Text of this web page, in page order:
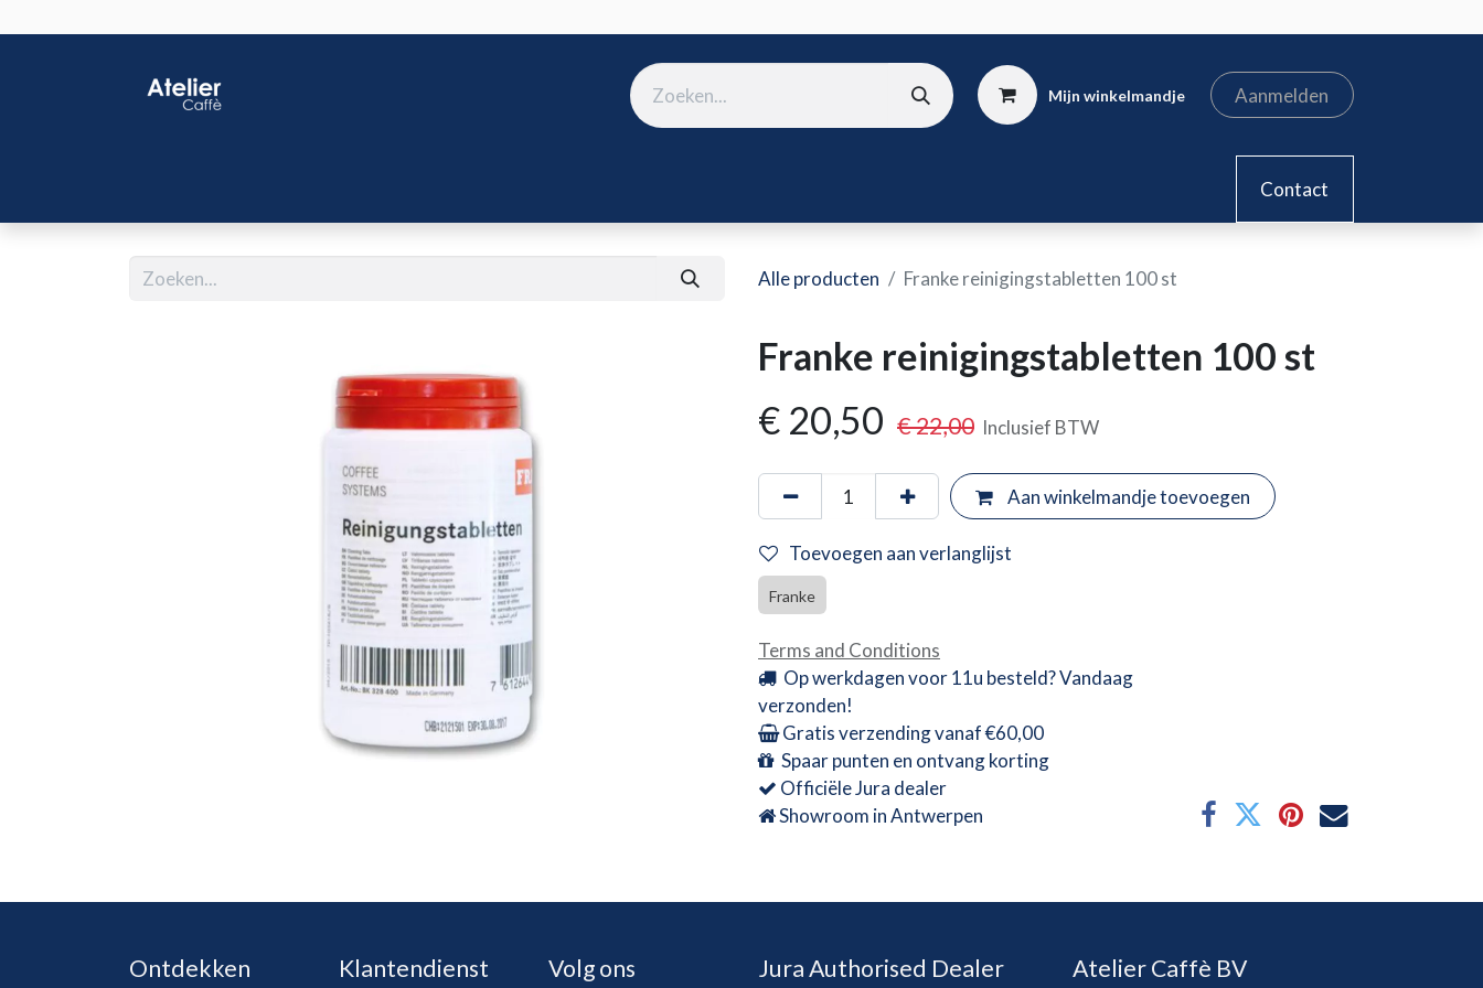
Mijn winkelmandje Aanmelden
Contact
Alle producten Franke reinigingstabletten 100 st
Franke reinigingstabletten 100 st
€ 20,50 €22,00 Inclusief BTW
Aan winkelmandje toevoegen
Toevoegen aan verlanglijst
Franke
Terms and Conditions
Op werkdagen voor 11u besteld? Vandaag
verzonden!
Gratis verzending vanaf €60,00
Spaar punten en ontvang korting
Officiële Jura dealer
Showroom in Antwerpen
Ontdekken Klantendienst Volg ons Jura Authorised Dealer Atelier Caffè BV